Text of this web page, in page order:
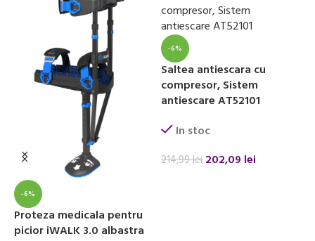
-6%
Proteza medicala pentru
picior iWALK 3.0 albastra
-6%
Saltea antiescara cu
compresor, Sistem
antiescare AT52101
In stoc
214,99lei 202,09 lei